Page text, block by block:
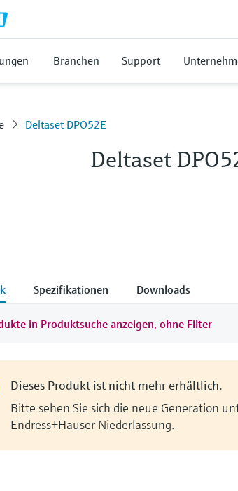
Branchen Support
Deltaset DPO52E
Deltaset
Spezifikationen Downloads
in Produktsuche anzeigen, ohne Filter
Dieses Produkt ist nicht mehr erhältlich.
Bitte sehen Sie sich die neue Generation
Endress+Hauser Niederlassung.